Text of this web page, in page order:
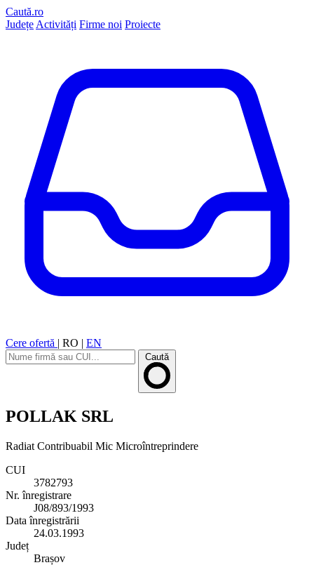
Caută.ro
Județe Activități Firme noi Proiecte
Cere ofertă | RO | EN
Caută
POLLAK SRL
Radiat Contribuabil Mic Microîntreprindere
CUI
3782793
Nr. înregistrare
J08/893/1993
Data înregistrării
24.03.1993
Județ
Brașov